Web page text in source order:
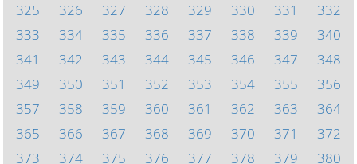
325
326 327 328 329 330 331
332
333
334 335 336 337 338 339
340
341
342 343 344 345 346 347
348
349
350 351 352 353 354 355
356
357
358 359 360 361 362 363
364
365
366 367 368 369 370 371
372
373
374 375 376 377 378 379 380